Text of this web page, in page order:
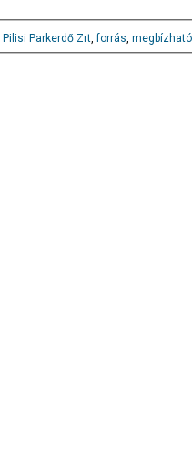
Pilisi Parkerdő Zrt,forrás, megbízható